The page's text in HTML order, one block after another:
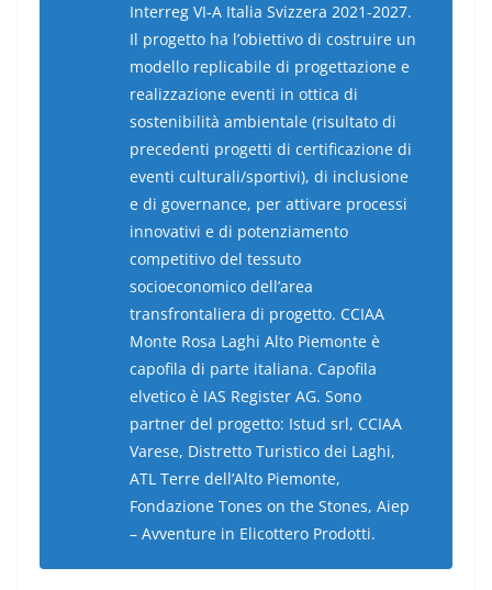
Interreg VI-A Italia Svizzera 2021-2027.
Il progetto ha l’obiettivo di costruire un
modello replicabile di progettazione e
realizzazione eventi in ottica di
sostenibilità ambientale (risultato di
precedenti progetti di certificazione di
eventi culturali/sportivi), di inclusione
e di governance, per attivare processi
innovativi e di potenziamento
competitivo del tessuto
socioeconomico dell’area
transfrontaliera di progetto. CCIAA
Monte Rosa Laghi Alto Piemonte è
capofila di parte italiana. Capofila
elvetico è IAS Register AG. Sono
partner del progetto: Istud srl, CCIAA
Varese, Distretto Turistico dei Laghi,
ATL Terre dell’Alto Piemonte,
Fondazione Tones on the Stones, Aiep
– Avventure in Elicottero Prodotti.